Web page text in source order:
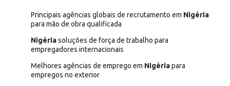
Principais agências globais de recrutamento em Nigéria
para mão de obra qualificada
Nigériasoluções de força de trabalho para
empregadores internacionais
Melhores agências de emprego em Nigériapara
empregos no exterior